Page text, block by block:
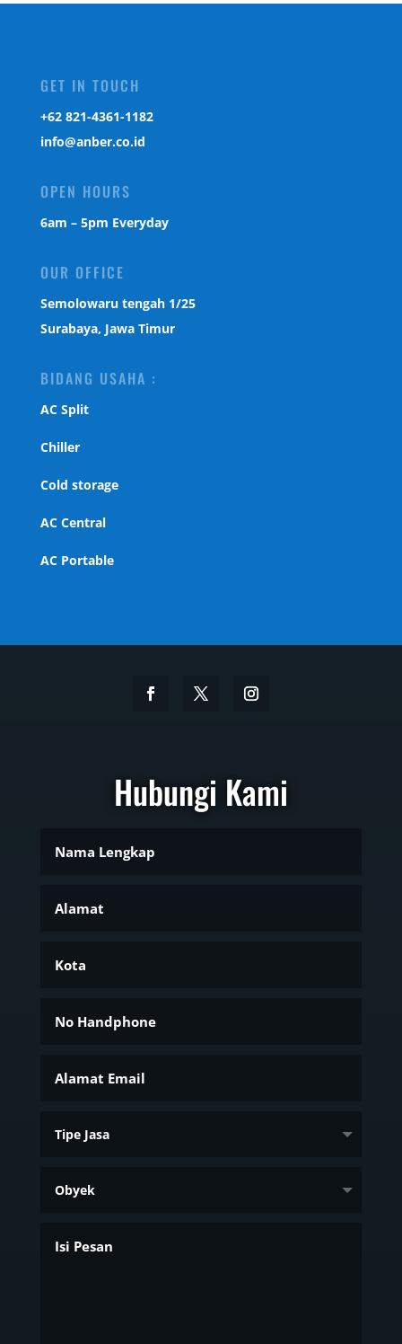
GET IN TOUCH
‎+62 821-4361-1182
info@anber.co.id
OPEN HOURS
6am – 5pm Everyday
OUR OFFICE
Semolowaru tengah 1/25
Surabaya, Jawa Timur
BIDANG USAHA :
AC Split
Chiller
Cold storage
AC Central
AC Portable
Hubungi Kami